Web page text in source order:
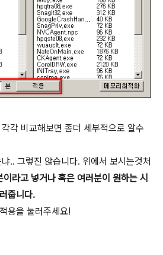
각 비교해보면 좀더 세부적으로 알수
.. 그렇진 않습니다. 위에서 보시는것처
라고 넣거나 혹은 여러분이 원하는 시
줍니다.
용을 눌러주세요!